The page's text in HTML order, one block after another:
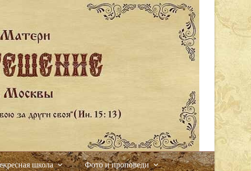
школа Фото и проповеди